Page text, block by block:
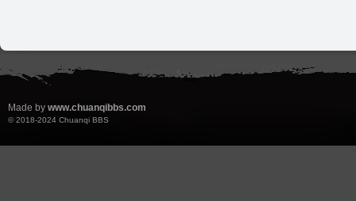
Made by www.chuanqibbs.com
© 2018-2024 Chuanqi BBS